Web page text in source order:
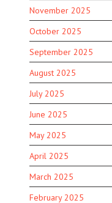
November 2025
October 2025
September 2025
August 2025
July 2025
June 2025
May 2025
April 2025
March 2025
February 2025